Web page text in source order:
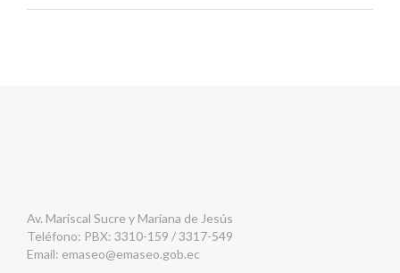
Av. Mariscal Sucre y Mariana de Jesús
Teléfono: PBX: 3310-159 / 3317-549
Email: emaseo@emaseo.gob.ec